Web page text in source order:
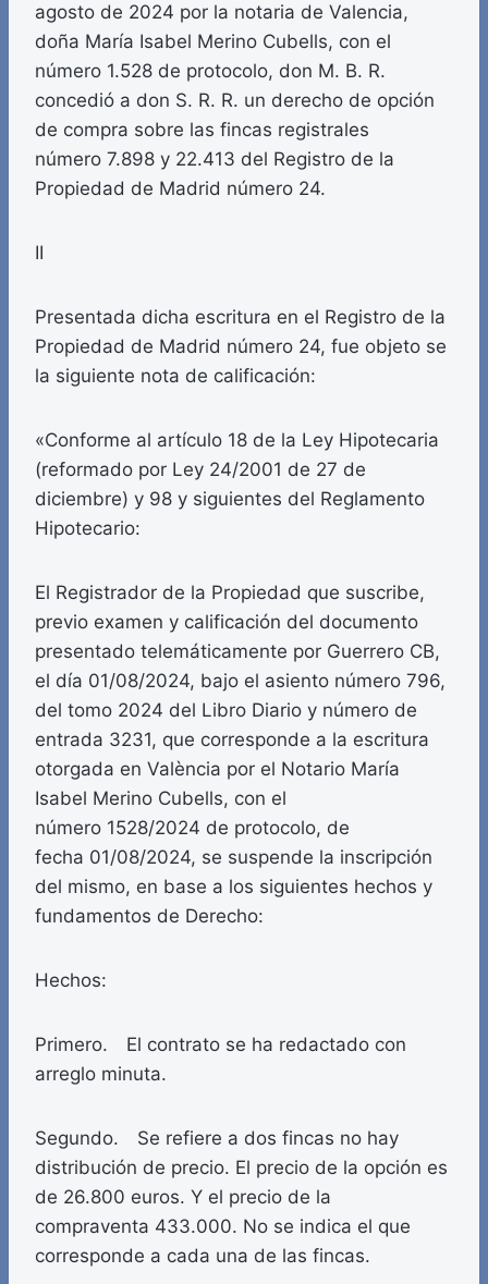
agosto de 2024 por la notaria de Valencia,
doña María Isabel Merino Cubells, con el
número 1.528 de protocolo, don M. B. R.
concedió a don S. R. R. un derecho de opción
de compra sobre las fincas registrales
número 7.898 y 22.413 del Registro de la
Propiedad de Madrid número 24.
II
Presentada dicha escritura en el Registro de la
Propiedad de Madrid número 24, fue objeto se
la siguiente nota de calificación:
«Conforme al artículo 18 de la Ley Hipotecaria
(reformado por Ley 24/2001 de 27 de
diciembre) y 98 y siguientes del Reglamento
Hipotecario:
El Registrador de la Propiedad que suscribe,
previo examen y calificación del documento
presentado telemáticamente por Guerrero CB,
el día 01/08/2024, bajo el asiento número 796,
del tomo 2024 del Libro Diario y número de
entrada 3231, que corresponde a la escritura
otorgada en València por el Notario María
Isabel Merino Cubells, con el
número 1528/2024 de protocolo, de
fecha 01/08/2024, se suspende la inscripción
del mismo, en base a los siguientes hechos y
fundamentos de Derecho:
Hechos:
Primero. El contrato se ha redactado con
arreglo minuta.
Segundo. Se refiere a dos fincas no hay
distribución de precio. El precio de la opción es
de 26.800 euros. Y el precio de la
compraventa 433.000. No se indica el que
corresponde a cada una de las fincas.